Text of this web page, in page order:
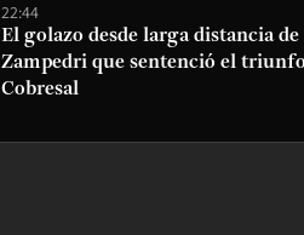
22:44
El golazo desde larga distancia de
Zampedri que sentenció el
Cobresal